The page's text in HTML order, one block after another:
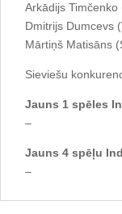
Arkādijs
Dmitrijs Dumcevs
Mārtiņš Matisāns
Sieviešu
Jauns 1 spēles
–
Jauns 4 spēļu
–